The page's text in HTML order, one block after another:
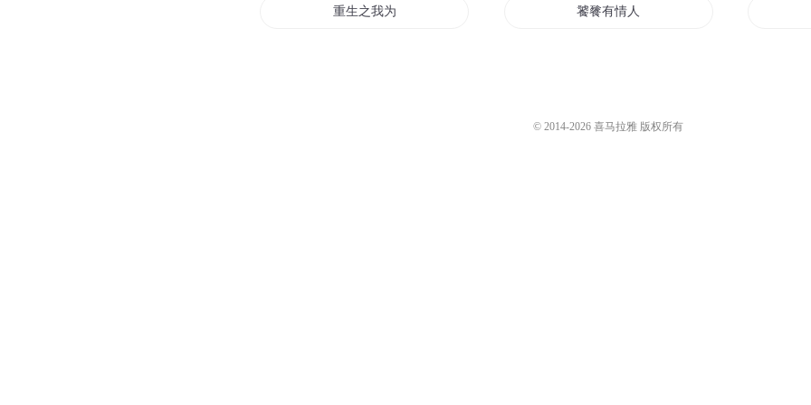
重生之我为饕餮 饕餮有情人无情
© 2014-2026 喜马拉雅 版权所有